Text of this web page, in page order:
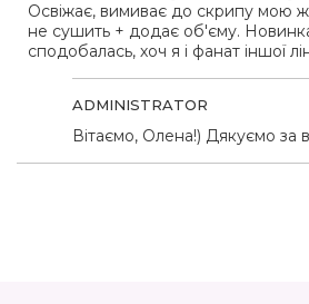
Освіжає, вимиває до скрипу мою
не сушить + додає об'єму.
сподобалась, хоч я і фанат іншої
ADMINISTRATOR
Вітаємо, Олена!) Дякуємо за